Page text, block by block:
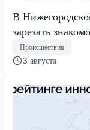
В
зарезать
Происшествия
3 августа